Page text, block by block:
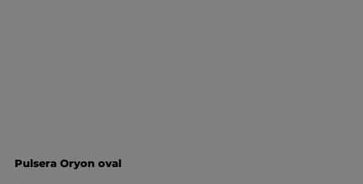
Pulsera Oryon oval